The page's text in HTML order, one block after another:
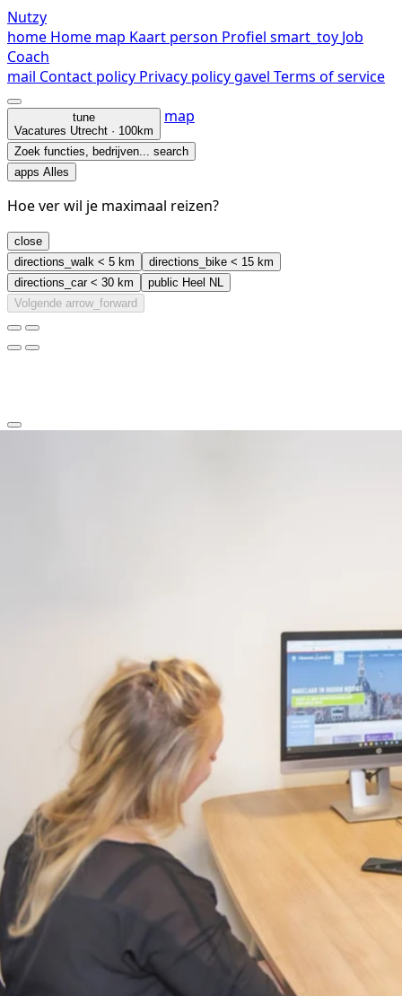
Nutzy
home Home map Kaart person Profiel smart_toy Job
Coach
mail Contact policy Privacy policygavel Terms of service
tune
Vacatures Utrecht · 100km
map
Zoek functies, bedrijven... search
apps Alles
Hoe ver wil je maximaal reizen?
close
directions_walk < 5 km directions_bike < 15 km
directions_car< 30 km public Heel NL
Volgende arrow_forward